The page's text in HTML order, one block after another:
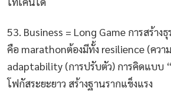
53. Business = Long Game การสร้าง
คือ marathonต้องมีทั้ง resilience (คว
adaptability (การปรับตัว) การคิดแบบ
โฟกัสระยะยาว สร้างฐานรากแข็งแรง